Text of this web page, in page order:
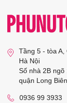
Tầng 5 - tòa A,
Hà Nội
Số nhà 2B
quận Long
0936 99 3933